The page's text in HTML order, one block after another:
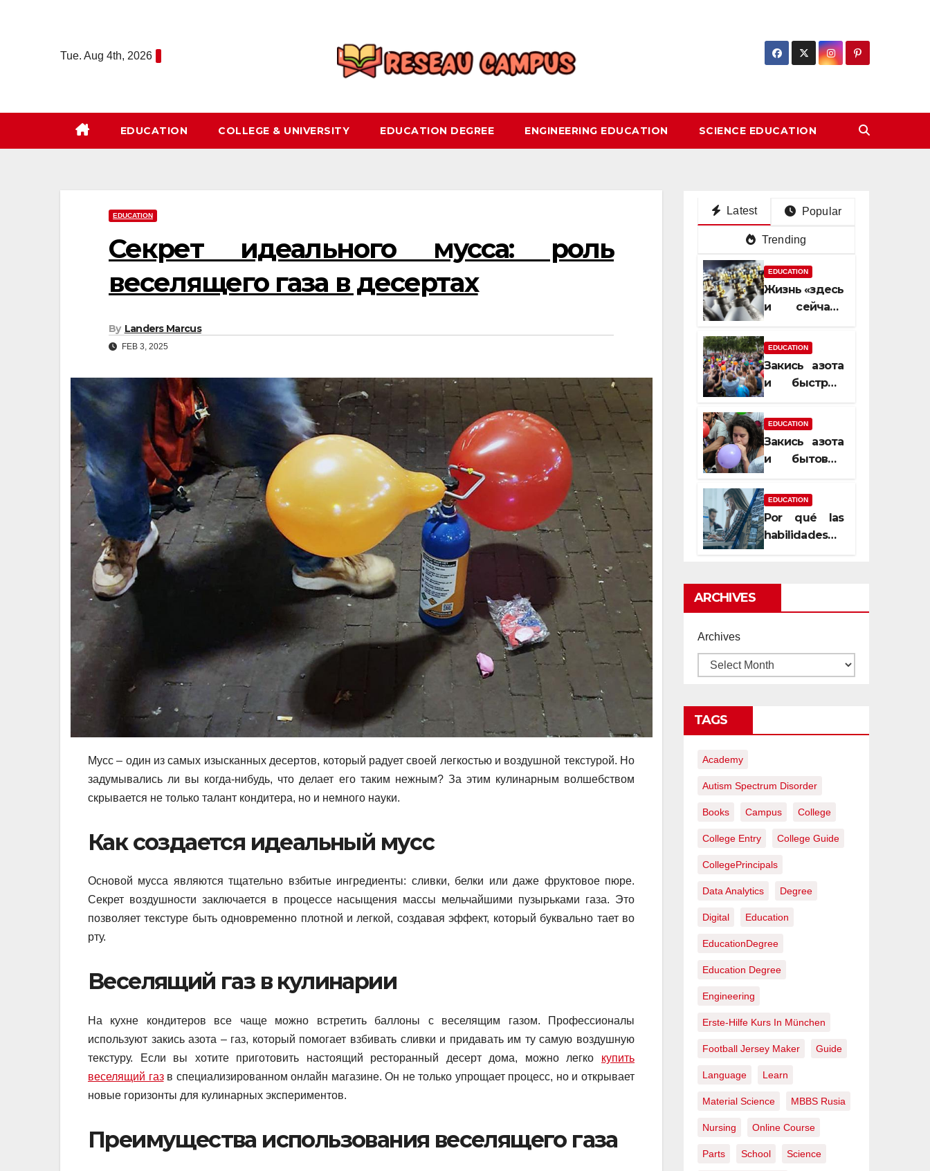
Tue. Aug 4th, 2026
EDUCATION COLLEGE & UNIVERSITY EDUCATION DEGREE ENGINEERING EDUCATION SCIENCE EDUCATION
EDUCATION
Секрет идеального мусса: роль
веселящего газа в десертах
By Landers Marcus
FEB 3, 2025
Мусс – один из самых изысканных десертов, который радует своей легкостью и воздушной текстурой. Но
задумывались ли вы когда-нибудь, что делает его таким нежным? За этим кулинарным волшебством
скрывается не только талант кондитера, но и немного науки.
Как создается идеальный мусс
Основой мусса являются тщательно взбитые ингредиенты: сливки, белки или даже фруктовое пюре.
Секрет воздушности заключается в процессе насыщения массы мельчайшими пузырьками газа. Это
позволяет текстуре быть одновременно плотной и легкой, создавая эффект, который буквально тает во
рту.
Веселящий газ в кулинарии
На кухне кондитеров все чаще можно встретить баллоны с веселящим газом. Профессионалы
используют закись азота – газ, который помогает взбивать сливки и придавать им ту самую воздушную
текстуру. Если вы хотите приготовить настоящий ресторанный десерт дома, можно легко купить
веселящий газв специализированном онлайн магазине. Он не только упрощает процесс, но и открывает
новые горизонты для кулинарных экспериментов.
Преимущества использования веселящего газа
Latest Popular
Trending
EDUCATION
Жизнь «здесь
и сейчас»:
закись азота
усиливает
момент, но
EDUCATION
Закись азота
и быстрый
сменить
настроение
EDUCATION
Закись азота
и бытовые
которые
передаются
из уст в уста
EDUCATION
Por qué las
habilidades
esenciales
rentables
ARCHIVES
Archives
TAGS
Academy
Autism Spectrum Disorder
Books Campus College
College Entry College Guide
CollegePrincipals
Data Analytics Degree
Digital Education
EducationDegree
Education Degree
Engineering
Erste-Hilfe Kurs In München
Football Jersey Maker Guide
Language Learn
Material Science MBBS Rusia
Nursing Online Course
Parts School Science